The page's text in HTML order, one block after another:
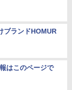
ブランドHOMUR
はこのページで